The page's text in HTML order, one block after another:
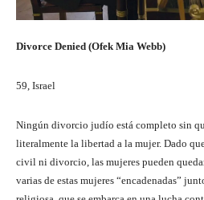
Divorce Denied (Ofek Mia Webb)
59, Israel
Ningún divorcio judío está completo sin
literalmente la libertad a la mujer. Dado
civil ni divorcio, las mujeres pueden
varias de estas mujeres “encadenadas”